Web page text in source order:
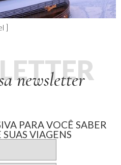
]
newsletter
PARA VOCÊ SABER
SUAS VIAGENS